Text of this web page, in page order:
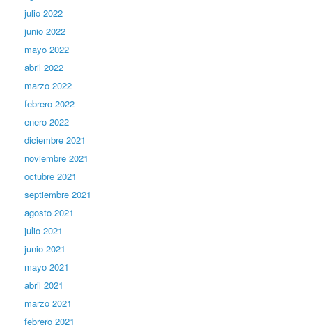
julio 2022
junio 2022
mayo 2022
abril 2022
marzo 2022
febrero 2022
enero 2022
diciembre 2021
noviembre 2021
octubre 2021
septiembre 2021
agosto 2021
julio 2021
junio 2021
mayo 2021
abril 2021
marzo 2021
febrero 2021